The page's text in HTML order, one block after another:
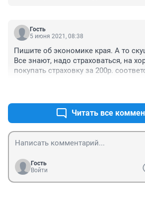
Гость
5 июня 2021, 08:38
Пишите об экономике края. А то
Все знают, надо страховаться, на
покупать страховку за 200р.
Вам что заняться не чем? Самое
семьей занимайтесь и обучайтесь.
зря.
Читать все
Гость
Войти